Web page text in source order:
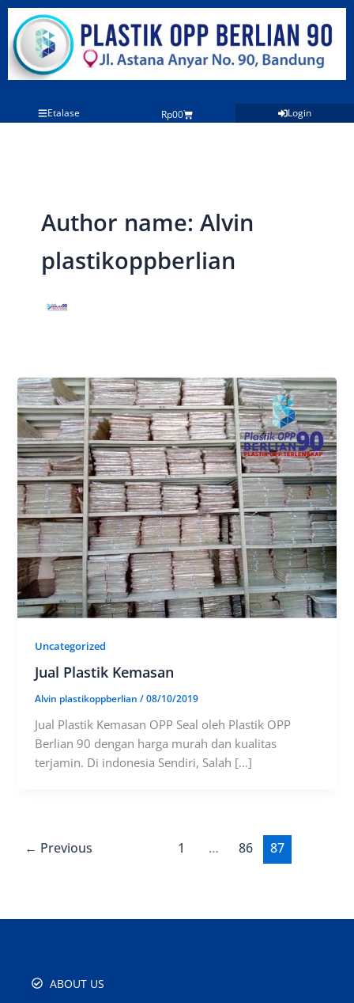
Lewati
konten
Etalase Rp00
Cart Login
Author name: Alvin
plastikoppberlian
Uncategorized
Jual Plastik Kemasan
Alvin plastikoppberlian/08/10/2019
Jual Plastik Kemasan OPP Seal oleh Plastik OPP
Berlian 90 dengan harga murah dan kualitas
terjamin. Di indonesia Sendiri, Salah […]
← Previous 1 … 86 87
ABOUT US